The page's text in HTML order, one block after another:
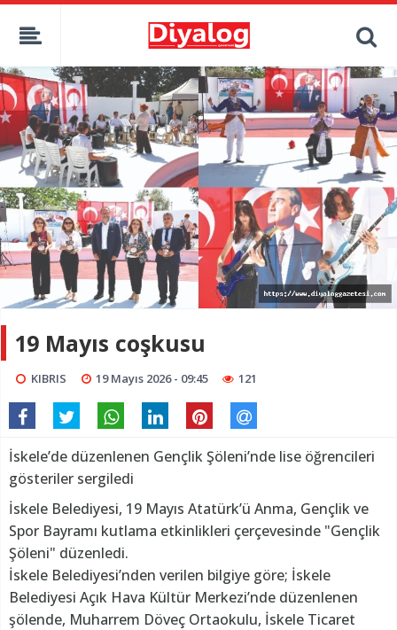
19 Mayıs coşkusu
KIBRIS 19 Mayıs 2026 - 09:45 121
İskele’de düzenlenen Gençlik Şöleni’nde lise öğrencileri
gösteriler sergiledi
İskele Belediyesi, 19 Mayıs Atatürk’ü Anma, Gençlik ve
Spor Bayramı kutlama etkinlikleri çerçevesinde "Gençlik
Şöleni" düzenledi.
İskele Belediyesi’nden verilen bilgiye göre; İskele
Belediyesi Açık Hava Kültür Merkezi’nde düzenlenen
şölende, Muharrem Döveç Ortaokulu, İskele Ticaret